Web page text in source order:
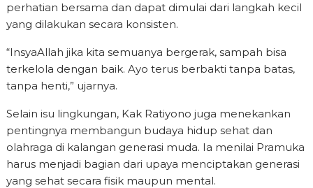
perhatian bersama dan dapat dimulai dari langkah kecil
yang dilakukan secara konsisten.
“InsyaAllah jika kita semuanya bergerak, sampah bisa
terkelola dengan baik. Ayo terus berbakti tanpa batas,
tanpa henti,” ujarnya.
Selain isu lingkungan, Kak Ratiyono juga menekankan
pentingnya membangun budaya hidup sehat dan
olahraga di kalangan generasi muda. Ia menilai Pramuka
harus menjadi bagian dari upaya menciptakan generasi
yang sehat secara fisik maupun mental.